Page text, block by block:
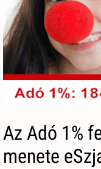
Az Adó 1%
menete